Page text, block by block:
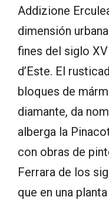
Addizione
dimensión
fines del siglo
d’Este. El
bloques de
diamante, da
alberga la
con obras de
Ferrara de los
que en una